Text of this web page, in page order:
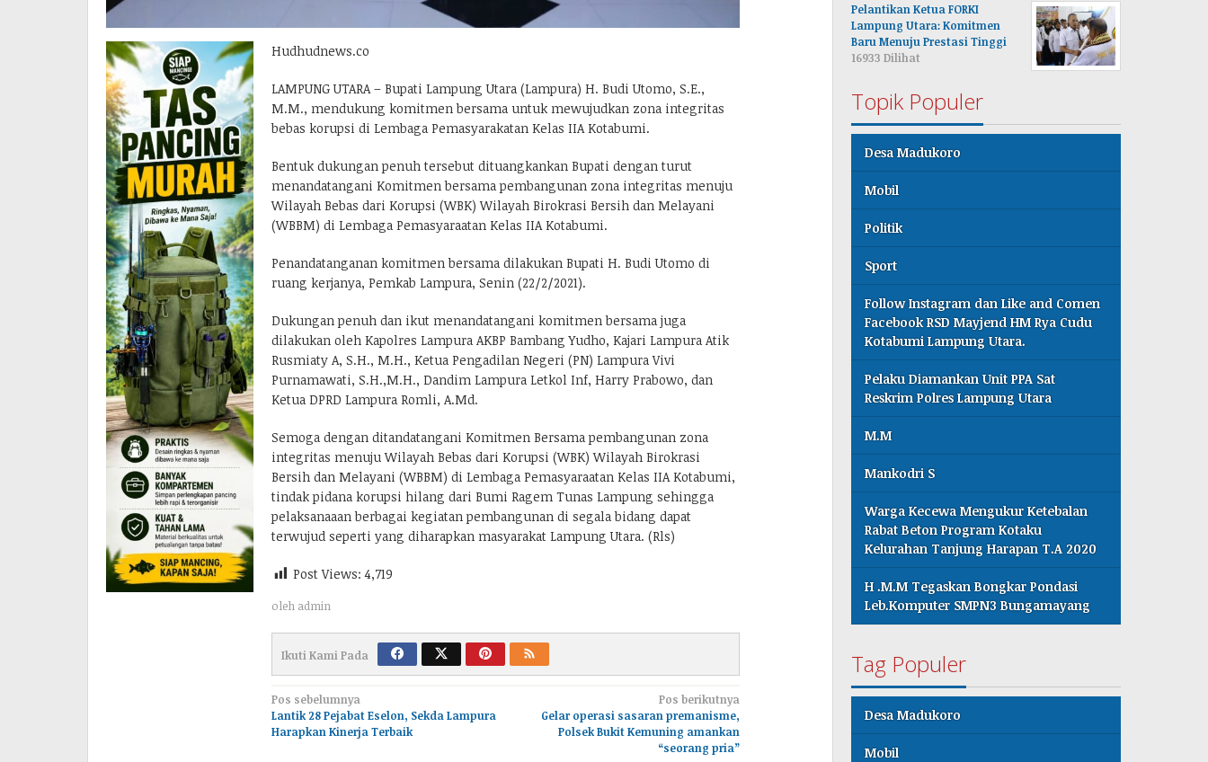
Hudhudnews.co
LAMPUNG UTARA – Bupati Lampung Utara (Lampura) H. Budi Utomo, S.E.,
M.M., mendukung komitmen bersama untuk mewujudkan zona integritas
bebas korupsi di Lembaga Pemasyarakatan Kelas IIA Kotabumi.
Bentuk dukungan penuh tersebut dituangkankan Bupati dengan turut
menandatangani Komitmen bersama pembangunan zona integritas menuju
Wilayah Bebas dari Korupsi (WBK) Wilayah Birokrasi Bersih dan Melayani
(WBBM) di Lembaga Pemasyaraatan Kelas IIA Kotabumi.
Penandatanganan komitmen bersama dilakukan Bupati H. Budi Utomo di
ruang kerjanya, Pemkab Lampura, Senin (22/2/2021).
Dukungan penuh dan ikut menandatangani komitmen bersama juga
dilakukan oleh Kapolres Lampura AKBP Bambang Yudho, Kajari Lampura Atik
Rusmiaty A, S.H., M.H., Ketua Pengadilan Negeri (PN) Lampura Vivi
Purnamawati, S.H.,M.H., Dandim Lampura Letkol Inf, Harry Prabowo, dan
Ketua DPRD Lampura Romli, A.Md.
Semoga dengan ditandatangani Komitmen Bersama pembangunan zona
integritas menuju Wilayah Bebas dari Korupsi (WBK) Wilayah Birokrasi
Bersih dan Melayani (WBBM) di Lembaga Pemasyaraatan Kelas IIA Kotabumi,
tindak pidana korupsi hilang dari Bumi Ragem Tunas Lampung sehingga
pelaksanaaan berbagai kegiatan pembangunan di segala bidang dapat
terwujud seperti yang diharapkan masyarakat Lampung Utara. (Rls)
Post Views: 4,719
oleh admin
Ikuti Kami Pada
Navigasi
pos
Pos sebelumnya
Lantik 28 Pejabat Eselon, Sekda Lampura
Harapkan Kinerja Terbaik
Pos berikutnya
Gelar operasi sasaran premanisme,
Polsek Bukit Kemuning amankan
“seorang pria”
Pelantikan Ketua FORKI
Lampung Utara: Komitmen
Baru Menuju Prestasi Tinggi
16933 Dilihat
Topik Populer
Desa Madukoro
Mobil
Politik
Sport
Follow Instagram dan Like and Comen
Facebook RSD Mayjend HM Rya Cudu
Kotabumi Lampung Utara.
Pelaku Diamankan Unit PPA Sat
Reskrim Polres Lampung Utara
M.M
Mankodri S
Warga Kecewa Mengukur Ketebalan
Rabat Beton Program Kotaku
Kelurahan Tanjung Harapan T.A 2020
H .M.M Tegaskan Bongkar Pondasi
Leb.Komputer SMPN3 Bungamayang
Tag Populer
Desa Madukoro
Mobil